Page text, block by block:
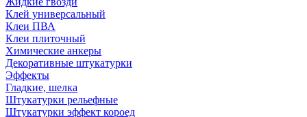
Клей универсальный
Клеи ПВА
Клеи плиточный
Химические анкеры
Декоративные штукатурки
Эффекты
Гладкие, шелка
Штукатурки рельефные
Штукатурки эффект короед